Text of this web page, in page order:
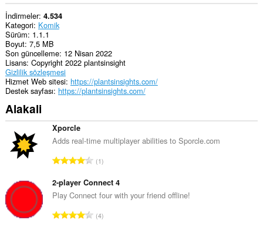
İndirmeler 4.534
Kategori Komik
Sürüm 1.1.1
Boyut 7,5 MB
Son güncelleme 12 Nisan 2022
Lisans Copyright 2022 plantsinsight
Gizlilik sözleşmesi
Hizmet Web sitesi https://plantsinsights.com/
Destek sayfası https://plantsinsights.com/
Alakali
Xporcle
Adds real-time multiplayer abilities to Sporcle.com
T
p
l
m
1
2-player Connect 4
Play Connect four with your friend offline!
T4